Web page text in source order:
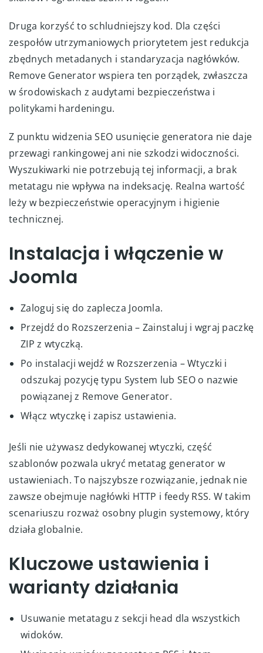
Druga korzyść to schludniejszy kod. Dla części
zespołów utrzymaniowych priorytetem jest redukcja
zbędnych metadanych i standaryzacja nagłówków.
Remove Generator wspiera ten porządek, zwłaszcza
w środowiskach z audytami bezpieczeństwa i
politykami hardeningu.
Z punktu widzenia SEO usunięcie generatora nie daje
przewagi rankingowej ani nie szkodzi widoczności.
Wyszukiwarki nie potrzebują tej informacji, a brak
metatagu nie wpływa na indeksację. Realna wartość
leży w bezpieczeństwie operacyjnym i higienie
technicznej.
Instalacja i włączenie w
Joomla
Zaloguj się do zaplecza Joomla.
Przejdź do Rozszerzenia – Zainstaluj i wgraj paczkę
ZIP z wtyczką.
Po instalacji wejdź w Rozszerzenia – Wtyczki i
odszukaj pozycję typu System lub SEO o nazwie
powiązanej z Remove Generator.
Włącz wtyczkę i zapisz ustawienia.
Jeśli nie używasz dedykowanej wtyczki, część
szablonów pozwala ukryć metatag generator w
ustawieniach. To najszybsze rozwiązanie, jednak nie
zawsze obejmuje nagłówki HTTP i feedy RSS. W takim
scenariuszu rozważ osobny plugin systemowy, który
działa globalnie.
Kluczowe ustawienia i
warianty działania
Usuwanie metatagu z sekcji head dla wszystkich
widoków.